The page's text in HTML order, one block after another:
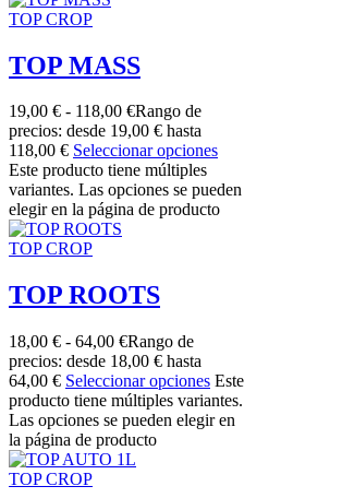
TOP CROP
TOP MASS
19,00 € - 118,00 €Rango de
precios: desde 19,00 € hasta
118,00 € Seleccionar opciones
Este producto tiene múltiples
variantes. Las opciones se pueden
elegir en la página de producto
TOP CROP
TOP ROOTS
18,00 € - 64,00 €Rango de
precios: desde 18,00 € hasta
64,00 € Seleccionar opciones Este
producto tiene múltiples variantes.
Las opciones se pueden elegir en
la página de producto
TOP CROP